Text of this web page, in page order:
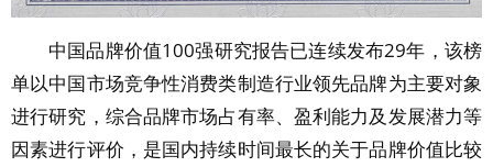
中国品牌价值100强研究报告已连续发布29年，该榜
单以中国市场竞争性消费类制造行业领先品牌为主要对象
进行研究，综合品牌市场占有率、盈利能力及发展潜力等
因素进行评价，是国内持续时间最长的关于品牌价值比较